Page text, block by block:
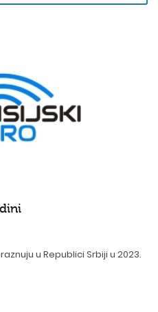
u Republici Srbiji u 2023.